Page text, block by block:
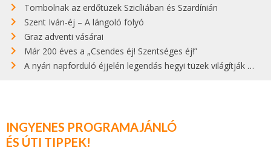
Tombolnak az erdőtüzek Szicíliában és Szardínián
Szent Iván-éj – A lángoló folyó
Graz adventi vásárai
Már 200 éves a „Csendes éj! Szentséges éj!”
A nyári napforduló éjjelén legendás hegyi tüzek világítják meg Zugspitzét
INGYENES PROGRAMAJÁNLÓ
ÉS ÚTI TIPPEK!